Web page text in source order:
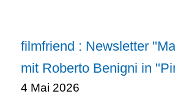
filmfriend : Newsletter
mit Roberto Benigni in
4 Mai 2026